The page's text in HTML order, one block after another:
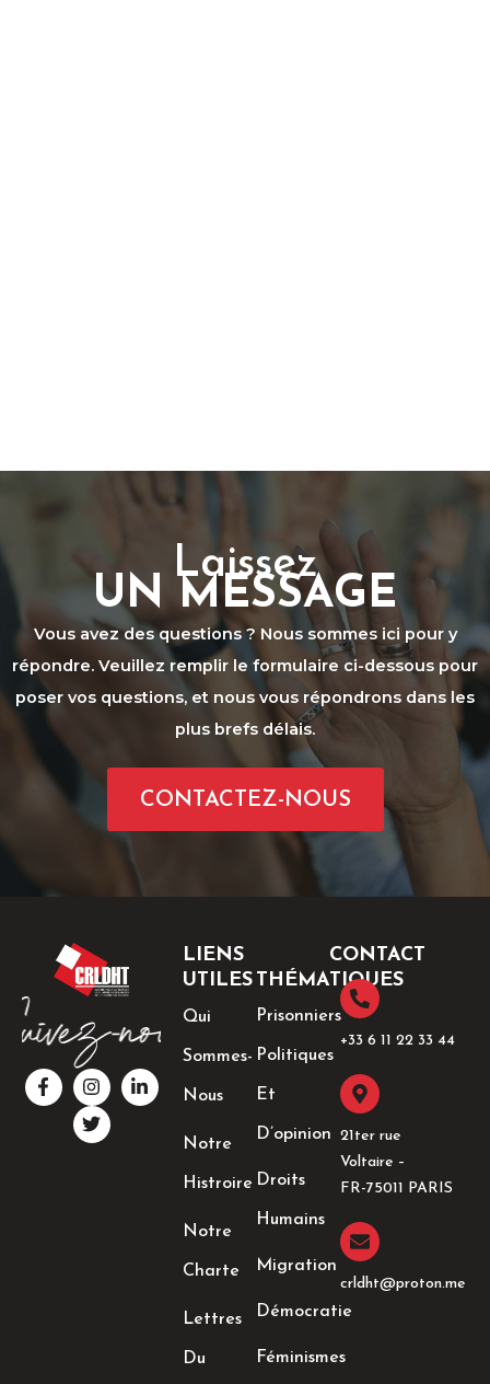
Laissez
UN MESSAGE
Vous avez des questions ? Nous sommes ici pour y
répondre. Veuillez remplir le formulaire ci-dessous pour
poser vos questions, et nous vous répondrons dans les
plus brefs délais.
CONTACTEZ-NOUS
F
a
c
I
n
s
t
a
L
i
n
T
w
i
t
t
LIENS
UTILES
Qui
Sommes-
Nous
Notre
Histroire
Notre
Charte
Lettres
Du
THÉMATIQUES
Prisonniers
Politiques
Et
D’opinion
Droits
Humains
Migration
Démocratie
Féminismes
CONTACT
+33 6 11 22 33 44​
21ter rue
Voltaire –
FR-75011 PARIS
crldht@proton.me